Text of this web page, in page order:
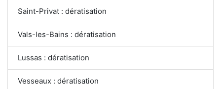
Saint-Privat : dératisation
Vals-les-Bains : dératisation
Lussas : dératisation
Vesseaux : dératisation